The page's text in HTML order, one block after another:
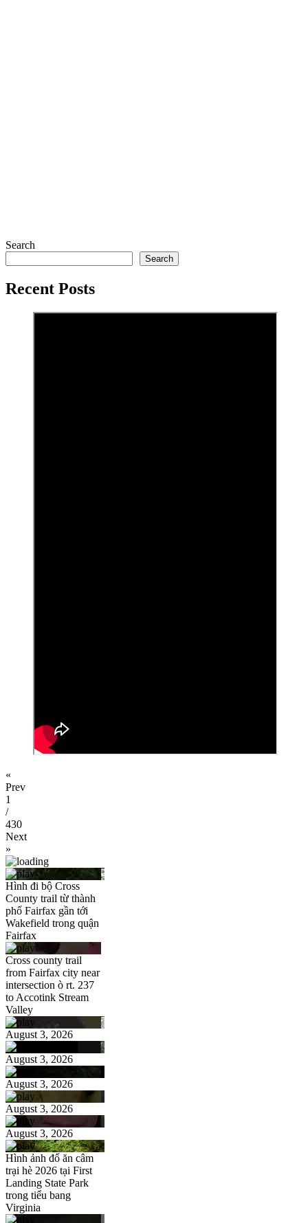
Search
Search
Recent Posts
«
Prev
1
/
430
Next
»
Hình đi bộ Cross
County trail từ thành
phố Fairfax gần tới
Wakefield trong quận
Fairfax
Cross county trail
from Fairfax city near
intersection ò rt. 237
to Accotink Stream
Valley
August 3, 2026
August 3, 2026
August 3, 2026
August 3, 2026
August 3, 2026
Hình ảnh đổ ăn câm
trại hè 2026 tại First
Landing State Park
trong tiểu bang
Virginia